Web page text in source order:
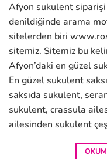
Afyon sukulent
denildiğinde arama
sitelerden biri
sitemiz. Sitemiz bu
Afyon’daki en güzel
En güzel sukulent
saksıda sukulent,
sukulent, crassula
ailesinden sukulent